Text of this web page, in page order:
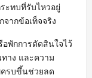
ะทบที่รับไหวอยู่
ากข้อเท็จจริง
พักการตัดสินใจไว้
าง และความ
ครบขึ้นช่วยลด